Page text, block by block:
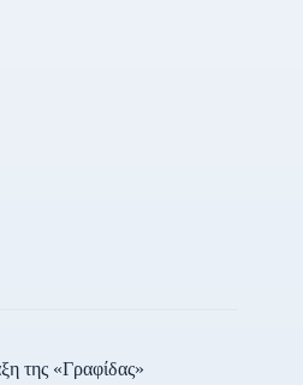
της «Γραφίδας»